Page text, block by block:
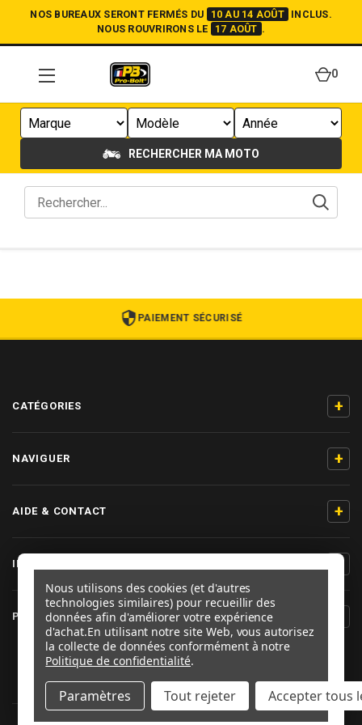
NOS BUREAUX SERONT FERMÉS DU 10 AU 14 AOÛT
INCLUS.
NOUS ROUVRIRONS LE
17 AOÛT .
0
RECHERCHER MA MOTO
PAIEMENT SÉCURISÉ
CATÉGORIES +
NAVIGUER +
AIDE & CONTACT +
INFORMATIONS PRODUIT
PRO-BOLT FRANCE
SUIVEZ-NOUS
Nous utilisons des cookies (et d'autres
technologies similaires) pour recueillir des
données afin d'améliorer votre expérience
d'achat.En utilisant notre site Web, vous autorisez
la collecte de données conformément à notre
Politique de confidentialité.
Paramètres Tout rejeter Accepter tous